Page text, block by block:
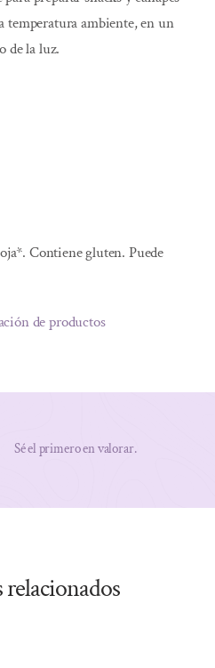
temperatura ambiente, en un
de la luz.
Contiene gluten. Puede
de productos
Sé el primero en valorar.